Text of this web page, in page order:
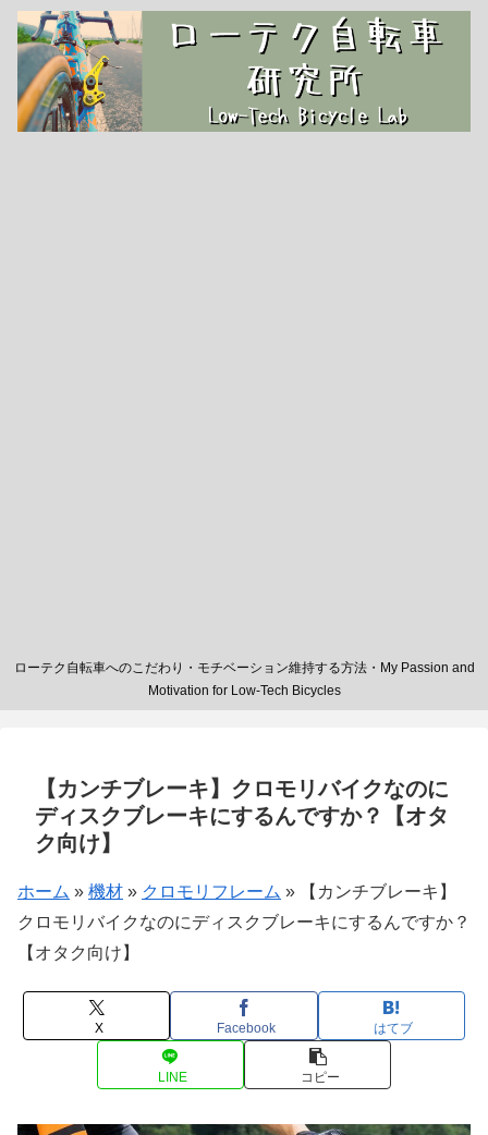
ローテク自転車へのこだわり・モチベーション維持する方法・My Passion and
Motivation for Low-Tech Bicycles
【カンチブレーキ】クロモリバイクなのに
ディスクブレーキにするんですか？【オタ
ク向け】
ホーム » 機材 » クロモリフレーム » 【カンチブレーキ】
クロモリバイクなのにディスクブレーキにするんですか？
【オタク向け】
X Facebook はてブ
LINE コピー